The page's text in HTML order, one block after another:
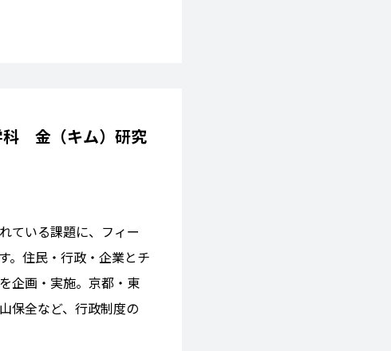
金（キム）研究
ている課題に、フィー
。住民・行政・企業とチ
企画・実施。京都・東
保全など、行政制度の